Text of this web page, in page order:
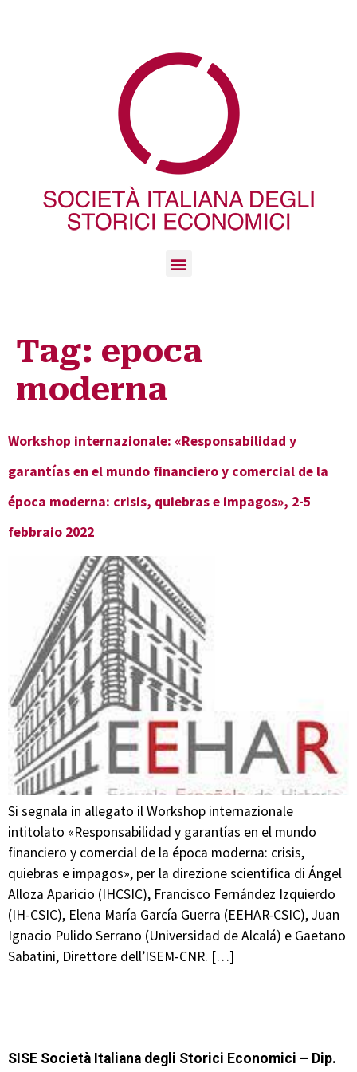
Tag: epoca
moderna
Workshop internazionale: «Responsabilidad y
garantías en el mundo financiero y comercial de la
época moderna: crisis, quiebras e impagos», 2-5
febbraio 2022
Si segnala in allegato il Workshop internazionale
intitolato «Responsabilidad y garantías en el mundo
financiero y comercial de la época moderna: crisis,
quiebras e impagos», per la direzione scientifica di Ángel
Alloza Aparicio (IHCSIC), Francisco Fernández Izquierdo
(IH-CSIC), Elena María García Guerra (EEHAR-CSIC), Juan
Ignacio Pulido Serrano (Universidad de Alcalá) e Gaetano
Sabatini, Direttore dell’ISEM-CNR. […]
SISE Società Italiana degli Storici Economici – Dip.